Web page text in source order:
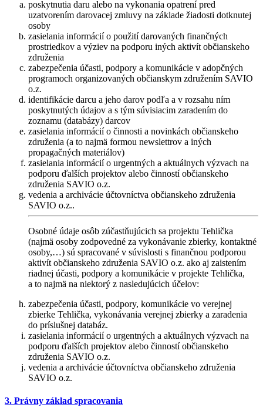
poskytnutia daru alebo na vykonania opatrení pred
uzatvorením darovacej zmluvy na základe žiadosti dotknutej
osoby
zasielania informácií o použití darovaných finančných
prostriedkov a výziev na podporu iných aktivít občianskeho
združenia
zabezpečenia účasti, podpory a komunikácie v adopčných
programoch organizovaných občianskym združením SAVIO
o.z.
identifikácie darcu a jeho darov podľa a v rozsahu ním
poskytnutých údajov a s tým súvisiacim zaradením do
zoznamu (databázy) darcov
zasielania informácií o činnosti a novinkách občianskeho
združenia (a to najmä formou newslettrov a iných
propagačných materiálov)
zasielania informácií o urgentných a aktuálnych výzvach na
podporu ďalších projektov alebo činností občianskeho
združenia SAVIO o.z.
vedenia a archivácie účtovníctva občianskeho združenia
SAVIO o.z..
Osobné údaje osôb zúčastňujúcich sa projektu Tehlička
(najmä osoby zodpovedné za vykonávanie zbierky, kontaktné
osoby,…) sú spracované v súvislosti s finančnou podporou
aktivít občianskeho združenia SAVIO o.z. ako aj zaistením
riadnej účasti, podpory a komunikácie v projekte Tehlička,
a to najmä na niektorý z nasledujúcich účelov:
zabezpečenia účasti, podpory, komunikácie vo verejnej
zbierke Tehlička, vykonávania verejnej zbierky a zaradenia
do príslušnej databáz.
zasielania informácií o urgentných a aktuálnych výzvach na
podporu ďalších projektov alebo činností občianskeho
združenia SAVIO o.z.
vedenia a archivácie účtovníctva občianskeho združenia
SAVIO o.z.
3. Právny základ spracovania